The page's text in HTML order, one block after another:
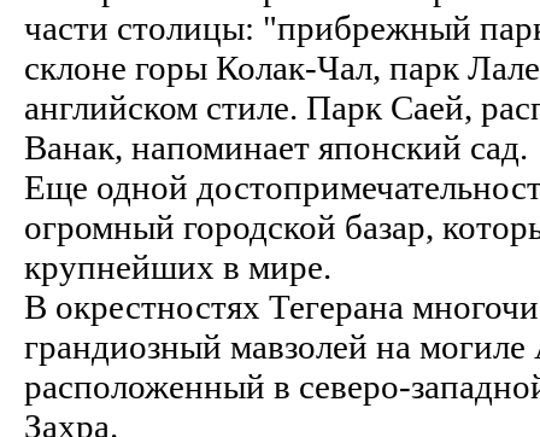
части столицы: "прибрежный
склоне горы Колак-Чал, парк
английском стиле. Парк Саей,
Ванак, напоминает японский сад.
Еще одной
огромный городской базар,
крупнейших в мире.
В окрестностях Тегерана
грандиозный мавзолей на
расположенный в северо-
Захра.